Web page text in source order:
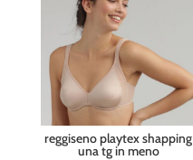
reggiseno playtex shapping
una tg in meno